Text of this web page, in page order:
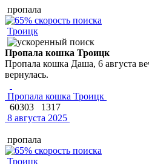
пропала
Троицк
Пропала кошка Троицк
Пропала кошка Даша, 6 августа
вернулась.
Пропала кошка Троицк
60303
1317
8 августа 2025
пропала
Троицк